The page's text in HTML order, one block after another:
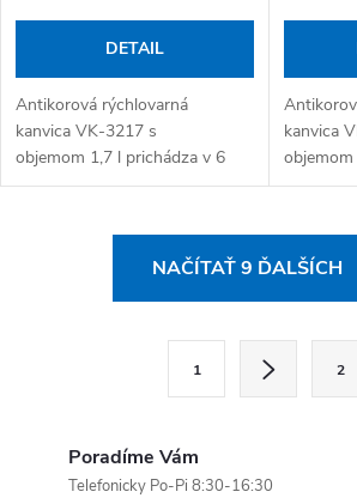
DETAIL
Antikorová rýchlovarná
kanvica VK-3217 s
objemom 1,7 l prichádza v 6
farebných prevedeniach – biela,
zelená, žltá a svetlá...
kanvica
zelená,
Ovládacie prvky
NAČÍTAŤ 9 ĎALŠÍCH
1 2
Poradíme Vám
Telefonicky Po-Pi 8:30-16:30